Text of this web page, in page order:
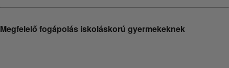
Megfelelő fogápolás iskoláskorú gyermekeknek